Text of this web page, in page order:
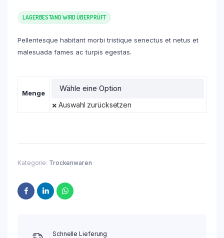
LAGERBESTAND WIRD ÜBERPRÜFT
Pellentesque habitant morbi tristique senectus et netus et
malesuada fames ac turpis egestas.
Menge
Auswahl zurücksetzen
Kategorie: Trockenwaren
Schnelle Lieferung